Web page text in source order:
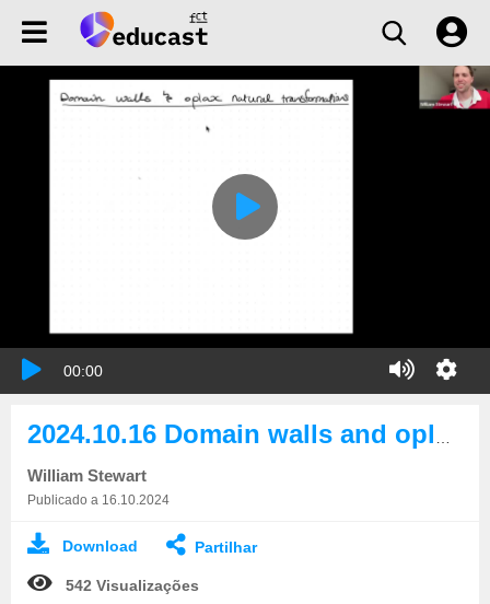
00:00
William Stewart
Publicado a 16.10.2024
Download Partilhar
542 Visualizações